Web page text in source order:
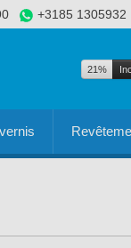
+3185 1305932
21% Incl.